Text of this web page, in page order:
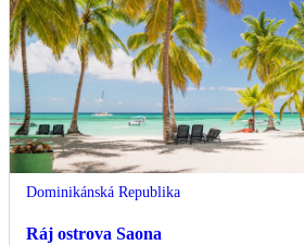
Dominikánská Republika
Ráj ostrova Saona